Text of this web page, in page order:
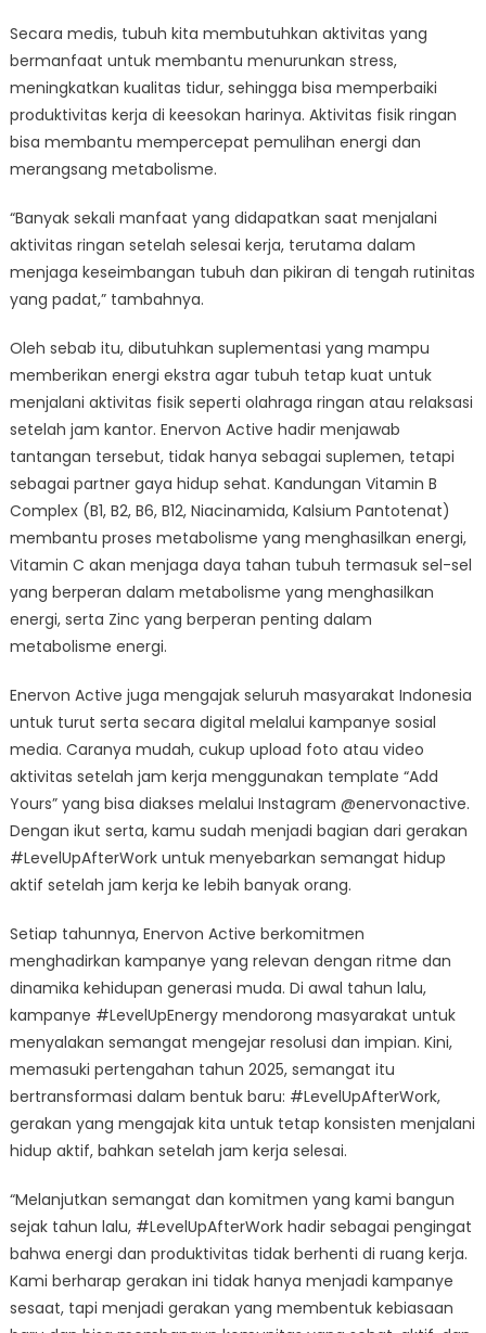
Secara medis, tubuh kita membutuhkan aktivitas yang
bermanfaat untuk membantu menurunkan stress,
meningkatkan kualitas tidur, sehingga bisa memperbaiki
produktivitas kerja di keesokan harinya. Aktivitas fisik ringan
bisa membantu mempercepat pemulihan energi dan
merangsang metabolisme.
“Banyak sekali manfaat yang didapatkan saat menjalani
aktivitas ringan setelah selesai kerja, terutama dalam
menjaga keseimbangan tubuh dan pikiran di tengah rutinitas
yang padat,” tambahnya.
Oleh sebab itu, dibutuhkan suplementasi yang mampu
memberikan energi ekstra agar tubuh tetap kuat untuk
menjalani aktivitas fisik seperti olahraga ringan atau relaksasi
setelah jam kantor. Enervon Active hadir menjawab
tantangan tersebut, tidak hanya sebagai suplemen, tetapi
sebagai partner gaya hidup sehat. Kandungan Vitamin B
Complex (B1, B2, B6, B12, Niacinamida, Kalsium Pantotenat)
membantu proses metabolisme yang menghasilkan energi,
Vitamin C akan menjaga daya tahan tubuh termasuk sel-sel
yang berperan dalam metabolisme yang menghasilkan
energi, serta Zinc yang berperan penting dalam
metabolisme energi.
Enervon Active juga mengajak seluruh masyarakat Indonesia
untuk turut serta secara digital melalui kampanye sosial
media. Caranya mudah, cukup upload foto atau video
aktivitas setelah jam kerja menggunakan template “Add
Yours” yang bisa diakses melalui Instagram @enervonactive.
Dengan ikut serta, kamu sudah menjadi bagian dari gerakan
#LevelUpAfterWork untuk menyebarkan semangat hidup
aktif setelah jam kerja ke lebih banyak orang.
Setiap tahunnya, Enervon Active berkomitmen
menghadirkan kampanye yang relevan dengan ritme dan
dinamika kehidupan generasi muda. Di awal tahun lalu,
kampanye #LevelUpEnergy mendorong masyarakat untuk
menyalakan semangat mengejar resolusi dan impian. Kini,
memasuki pertengahan tahun 2025, semangat itu
bertransformasi dalam bentuk baru: #LevelUpAfterWork,
gerakan yang mengajak kita untuk tetap konsisten menjalani
hidup aktif, bahkan setelah jam kerja selesai.
“Melanjutkan semangat dan komitmen yang kami bangun
sejak tahun lalu, #LevelUpAfterWork hadir sebagai pengingat
bahwa energi dan produktivitas tidak berhenti di ruang kerja.
Kami berharap gerakan ini tidak hanya menjadi kampanye
sesaat, tapi menjadi gerakan yang membentuk kebiasaan